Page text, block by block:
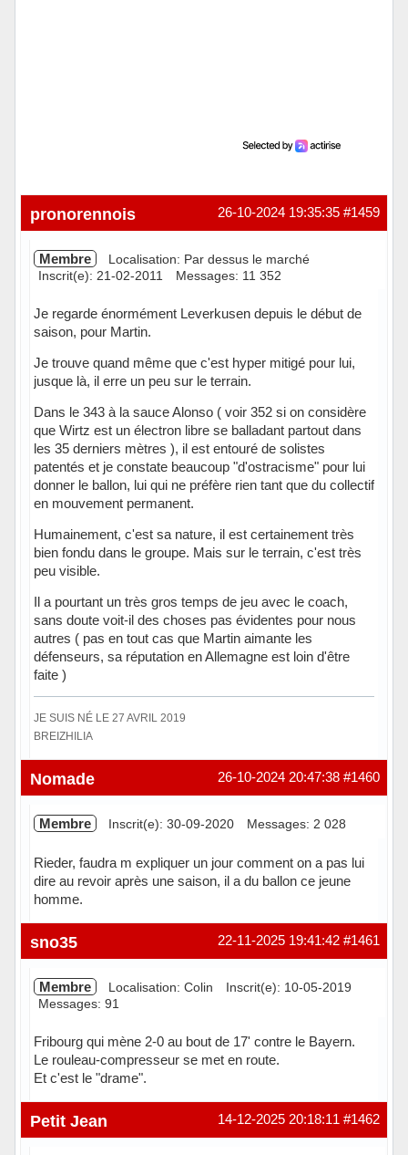
#1459
26-10-2024 19:35:35
pronorennois
Membre
Localisation: Par dessus le marché
Inscrit(e): 21-02-2011
Messages: 11 352
Je regarde énormément Leverkusen depuis le début de
saison, pour Martin.
Je trouve quand même que c'est hyper mitigé pour lui,
jusque là, il erre un peu sur le terrain.
Dans le 343 à la sauce Alonso ( voir 352 si on considère
que Wirtz est un électron libre se balladant partout dans
les 35 derniers mètres ), il est entouré de solistes
patentés et je constate beaucoup "d'ostracisme" pour lui
donner le ballon, lui qui ne préfère rien tant que du collectif
en mouvement permanent.
Humainement, c'est sa nature, il est certainement très
bien fondu dans le groupe. Mais sur le terrain, c'est très
peu visible.
Il a pourtant un très gros temps de jeu avec le coach,
sans doute voit-il des choses pas évidentes pour nous
autres ( pas en tout cas que Martin aimante les
défenseurs, sa réputation en Allemagne est loin d'être
faite )
JE SUIS NÉ LE 27 AVRIL 2019
BREIZHILIA
Hors ligne #1460
26-10-2024 20:47:38
Nomade
Membre Inscrit(e): 30-09-2020 Messages: 2 028
Rieder, faudra m expliquer un jour comment on a pas lui
dire au revoir après une saison, il a du ballon ce jeune
homme.
Hors ligne #1461
22-11-2025 19:41:42
sno35
Membre Localisation: Colin
Inscrit(e): 10-05-2019
Messages: 91
Fribourg qui mène 2-0 au bout de 17' contre le Bayern.
Le rouleau-compresseur se met en route.
Et c'est le "drame".
Hors ligne #1462
14-12-2025 20:18:11
Petit Jean